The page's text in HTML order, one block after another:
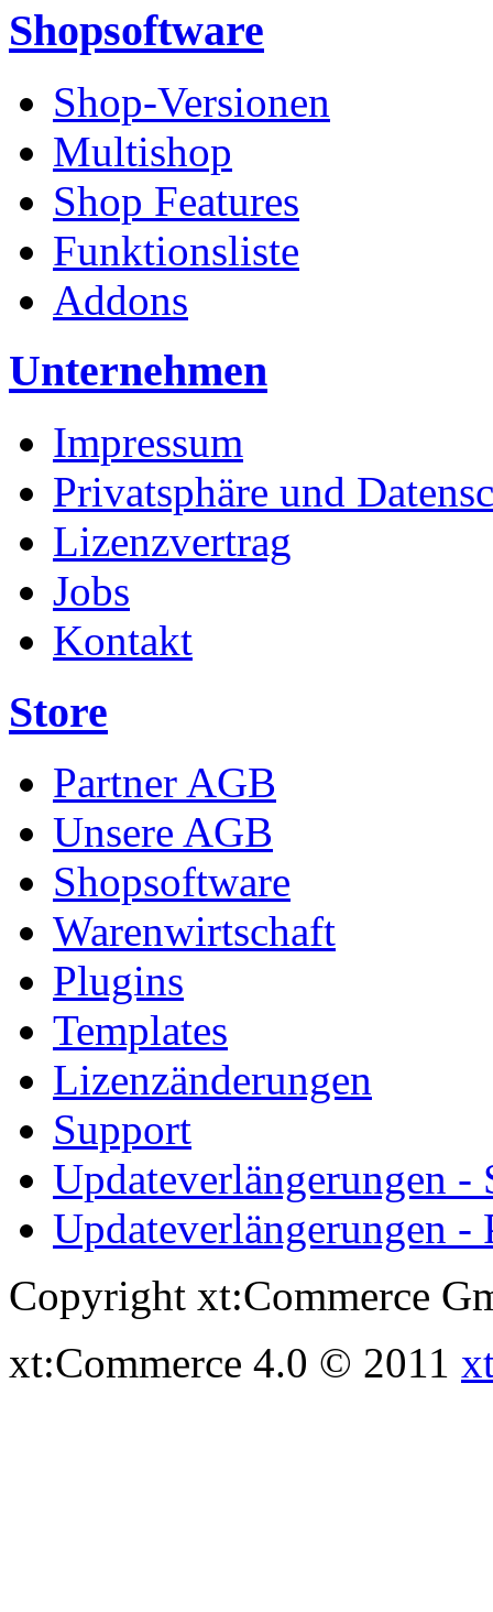
Shopsoftware
Shop-Versionen
Multishop
Shop Features
Funktionsliste
Addons
Unternehmen
Impressum
Privatsphäre und
Lizenzvertrag
Jobs
Kontakt
Store
Partner AGB
Unsere AGB
Shopsoftware
Warenwirtschaft
Plugins
Templates
Lizenzänderungen
Support
Updateverlängerungen -
Updateverlängerungen -
Copyright xt:Commerce
xt:Commerce 4.0 © 2011